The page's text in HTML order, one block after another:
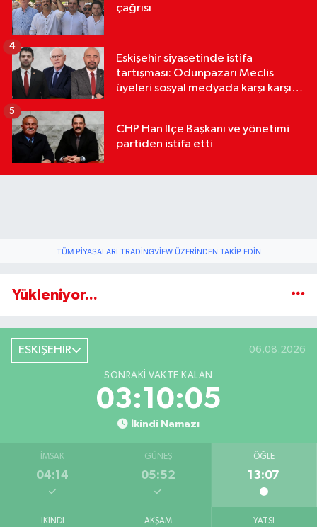
çağrısı
Eskişehir siyasetinde istifa
tartışması: Odunpazarı Meclis
üyeleri sosyal medyada karşı karşıya
4
CHP Han İlçe Başkanı ve yönetimi
partiden istifa etti
5
TÜM PIYASALARI TRADINGVIEW ÜZERINDEN TAKIP EDIN
Yükleniyor...
ESKİŞEHİR 06.08.2026
SONRAKI VAKTE KALAN
03:10:04
İkindi Namazı
İMSAK
04:14
GÜNEŞ
05:52
ÖĞLE
13:07
İKINDI AKŞAM YATSI